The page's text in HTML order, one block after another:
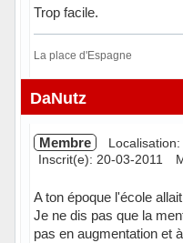
Trop facile.
La place d'Espagne
Hors ligne
DaNutz
Membre
Inscrit(e): 20-03-2011
A ton époque l'école
Je ne dis pas que la
pas en augmentation et